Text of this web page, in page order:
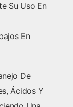
Su Uso En
En
De
Ácidos Y